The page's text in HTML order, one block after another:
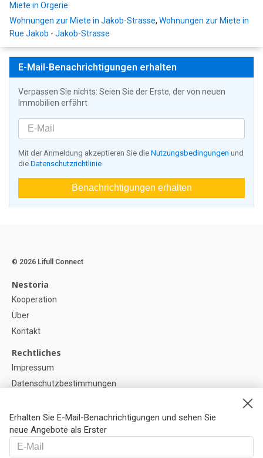
Miete in Orgerie
Wohnungen zur Miete in Jakob-Strasse, Wohnungen zur Miete in
Rue Jakob - Jakob-Strasse
E-Mail-Benachrichtigungen erhalten
Verpassen Sie nichts: Seien Sie der Erste, der von neuen
Immobilien erfährt
Mit der Anmeldung akzeptieren Sie die Nutzungsbedingungen und
die Datenschutzrichtlinie
Benachrichtigungen erhalten
Erhalten Sie E-Mail-Benachrichtigungen und sehen Sie
neue Angebote als Erster
© 2026 Lifull Connect
Nestoria
Kooperation
Über
Kontakt
Rechtliches
Impressum
Datenschutzbestimmungen
Cookie-Einstellunge
Hilfe
FAQ